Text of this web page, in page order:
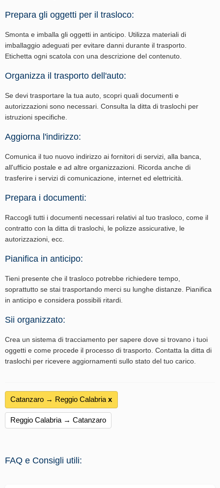
Prepara gli oggetti per il trasloco:
Smonta e imballa gli oggetti in anticipo. Utilizza materiali di
imballaggio adeguati per evitare danni durante il trasporto.
Etichetta ogni scatola con una descrizione del contenuto.
Organizza il trasporto dell'auto:
Se devi trasportare la tua auto, scopri quali documenti e
autorizzazioni sono necessari. Consulta la ditta di traslochi per
istruzioni specifiche.
Aggiorna l'indirizzo:
Comunica il tuo nuovo indirizzo ai fornitori di servizi, alla banca,
all'ufficio postale e ad altre organizzazioni. Ricorda anche di
trasferire i servizi di comunicazione, internet ed elettricità.
Prepara i documenti:
Raccogli tutti i documenti necessari relativi al tuo trasloco, come il
contratto con la ditta di traslochi, le polizze assicurative, le
autorizzazioni, ecc.
Pianifica in anticipo:
Tieni presente che il trasloco potrebbe richiedere tempo,
soprattutto se stai trasportando merci su lunghe distanze. Pianifica
in anticipo e considera possibili ritardi.
Sii organizzato:
Crea un sistema di tracciamento per sapere dove si trovano i tuoi
oggetti e come procede il processo di trasporto. Contatta la ditta di
traslochi per ricevere aggiornamenti sullo stato del tuo carico.
Catanzaro → Reggio Calabria х
Reggio Calabria → Catanzaro
FAQ e Consigli utili: